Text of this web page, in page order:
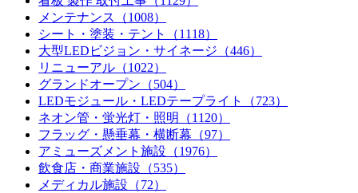
メンテナンス（1008）
シート・塗装・テント（1118）
大型LEDビジョン・サイネージ（446）
リニューアル（1022）
グランドオープン（504）
LEDモジュール・LEDテープライト（723）
ネオン管・蛍光灯・照明（1120）
フラッグ・懸垂幕・横断幕（97）
アミューズメント施設（1976）
飲食店・商業施設（535）
メディカル施設（72）